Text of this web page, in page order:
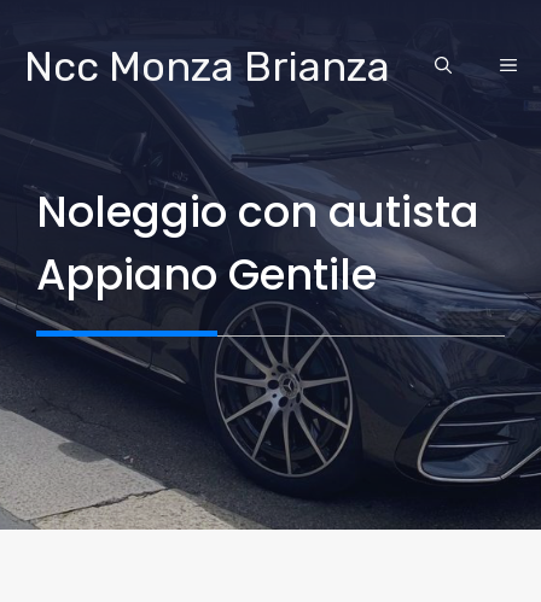
contenuto
Ncc Monza Brianza
Noleggio con autista
Appiano Gentile